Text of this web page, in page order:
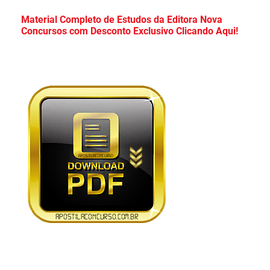
Apostila Concurso CDP PA 2026 PDF
Download Grátis Curso Online!
Curso Online!
Apostila Câmara de Mauá SP 2026 PDF
Grátis Curso Online!
Apostila Concurso TCE Maranhão 2026 PDF
Grátis Curso Online!
Material Completo de Estudos da Editora Nova
Concursos com Desconto Exclusivo Clicando Aqui!